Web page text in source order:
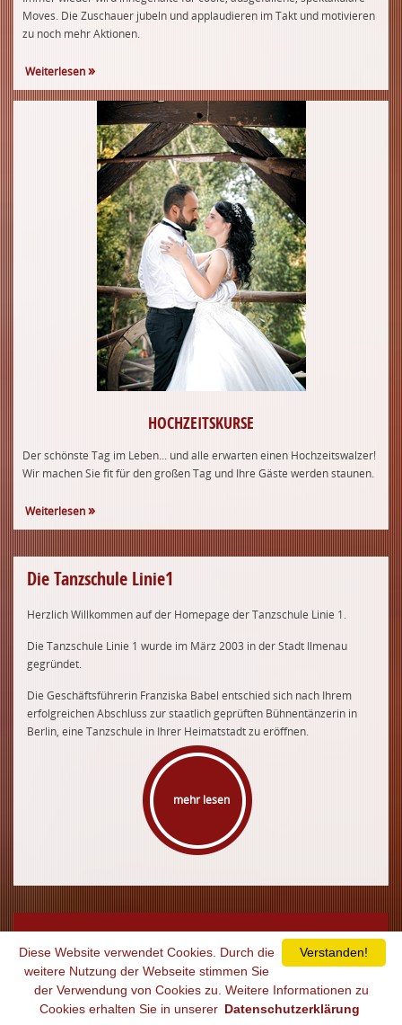
Moves. Die Zuschauer jubeln und applaudieren im Takt und motivieren
zu noch mehr Aktionen.
Weiterlesen
HOCHZEITSKURSE
Der schönste Tag im Leben... und alle erwarten einen Hochzeitswalzer!
Wir machen Sie fit für den großen Tag und Ihre Gäste werden staunen.
Weiterlesen
Die Tanzschule Linie1
Herzlich Willkommen auf der Homepage der Tanzschule Linie 1.
Die Tanzschule Linie 1 wurde im März 2003 in der Stadt Ilmenau
gegründet.
Die Geschäftsführerin Franziska Babel entschied sich nach Ihrem
erfolgreichen Abschluss zur staatlich geprüften Bühnentänzerin in
Berlin, eine Tanzschule in Ihrer Heimatstadt zu eröffnen.
mehr lesen
COPYRIGHT 2019 TANZSCHULE LINIE 1
Impressum Datenschutzerklärung
Verstanden!
Diese Website verwendet Cookies. Durch die
weitere Nutzung der Webseite stimmen Sie
der Verwendung von Cookies zu. Weitere Informationen zu
Cookies erhalten Sie in unserer Datenschutzerklärung